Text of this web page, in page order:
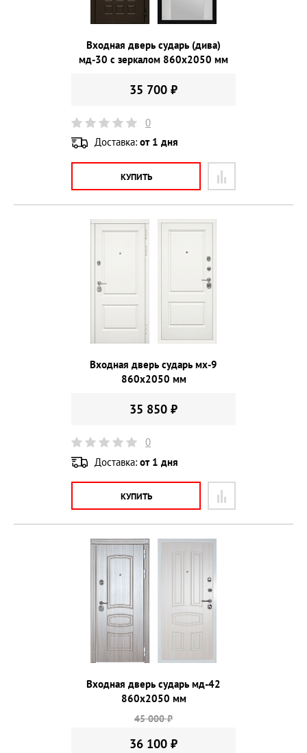
Входная дверь сударь (дива)
мд-30 с зеркалом 860х2050 мм
35 700 ₽
0
Доставка: от 1 дня
КУПИТЬ
Входная дверь сударь мх-9
860х2050 мм
35 850 ₽
0
Доставка: от 1 дня
КУПИТЬ
Входная дверь сударь мд-42
860х2050 мм
45 000 ₽
36 100 ₽